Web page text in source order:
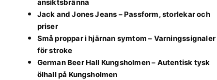
ansiktsbränna
Jack and Jones Jeans – Passform, storlekar och
priser
Små proppar i hjärnan symtom – Varningssignaler
för stroke
German Beer Hall Kungsholmen – Autentisk tysk
ölhall på Kungsholmen